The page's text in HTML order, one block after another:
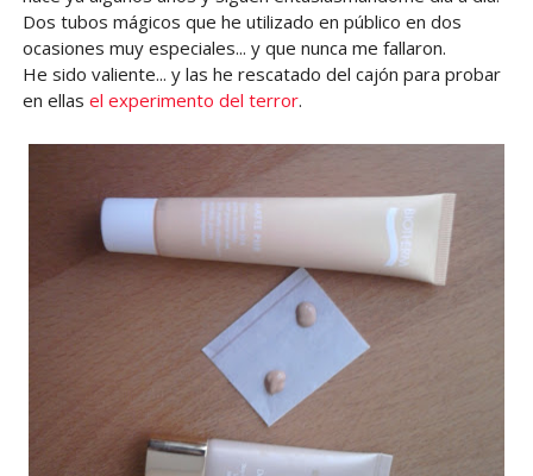
Dos tubos mágicos que he utilizado en público en dos
ocasiones muy especiales... y que nunca me fallaron.
He sido valiente... y las he rescatado del cajón para probar
en ellas el experimento del terror.